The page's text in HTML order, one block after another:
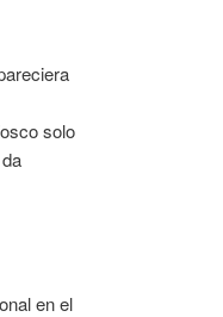
solo
en el